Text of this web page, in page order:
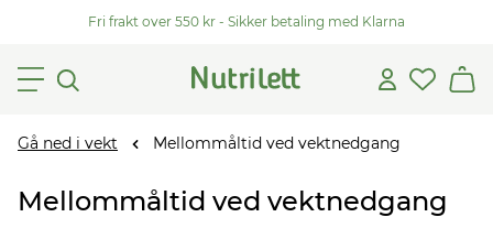
Fri frakt over 550 kr - Sikker betaling med Klarna
Gå ned i vekt Mellommåltid ved vektnedgang
Mellommåltid ved vektnedgang